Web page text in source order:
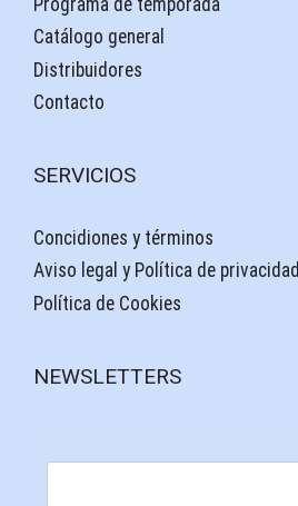
Programa de temporada
Catálogo general
Distribuidores
Contacto
SERVICIOS
Concidiones y términos
Aviso legal y Política de privacidad
Política de Cookies
NEWSLETTERS